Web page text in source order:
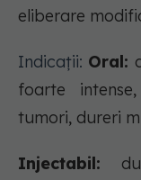
eliberare
Indicații: Oral:
foarte
tumori, dureri
Injectabil: